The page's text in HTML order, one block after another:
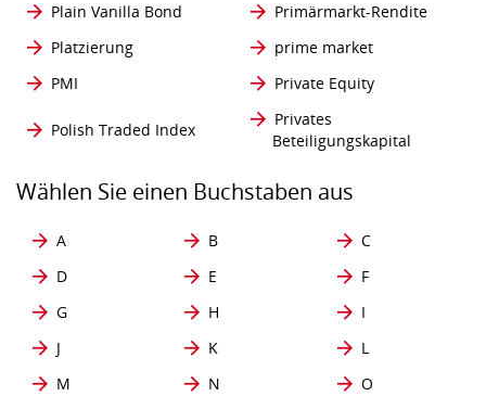
Plain Vanilla Bond
Primärmarkt-Rendite
Platzierung
prime market
PMI
Private Equity
Polish Traded Index
Privates
Beteiligungskapital
Wählen Sie einen Buchstaben aus
A B
C
D
E
F
G
H
I
J
K
L
M
N
O